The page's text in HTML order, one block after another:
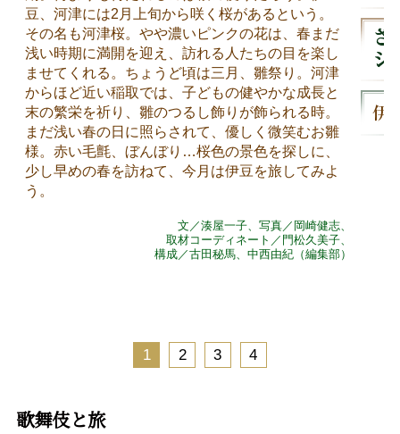
豆、河津には2月上旬から咲く桜があるという。
その名も河津桜。やや濃いピンクの花は、春まだ
浅い時期に満開を迎え、訪れる人たちの目を楽し
ませてくれる。ちょうど頃は三月、雛祭り。河津
からほど近い稲取では、子どもの健やかな成長と
末の繁栄を祈り、雛のつるし飾りが飾られる時。
まだ浅い春の日に照らされて、優しく微笑むお雛
様。赤い毛氈、ぼんぼり…桜色の景色を探しに、
少し早めの春を訪ねて、今月は伊豆を旅してみよ
う。
文／湊屋一子、写真／岡崎健志、
取材コーディネート／門松久美子、
構成／古田秘馬、中西由紀（編集部）
1 2 3 4
歌舞伎と旅